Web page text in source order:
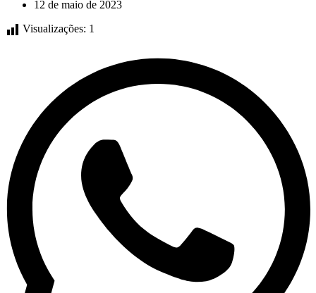
12 de maio de 2023
Visualizações: 1